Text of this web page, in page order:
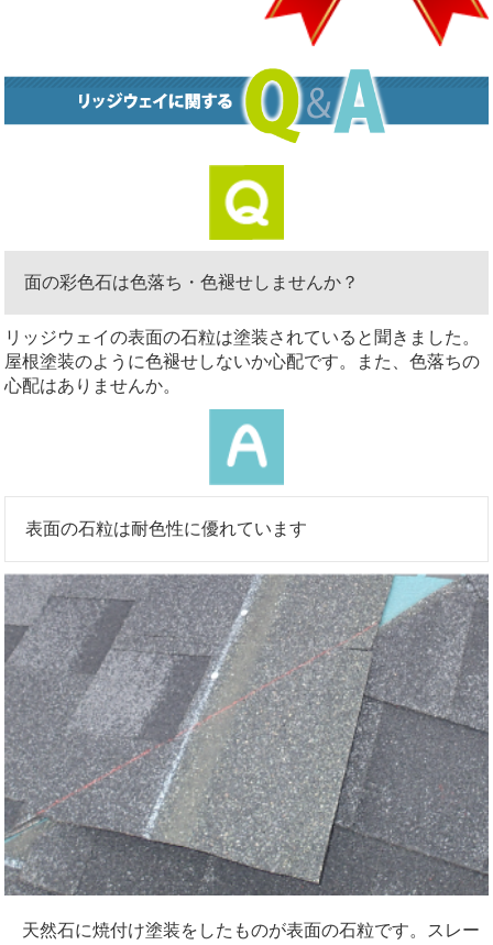
面の彩色石は色落ち・色褪せしませんか？
リッジウェイの表面の石粒は塗装されていると聞きました。
屋根塗装のように色褪せしないか心配です。また、色落ちの
心配はありませんか。
表面の石粒は耐色性に優れています
天然石に焼付け塗装をしたものが表面の石粒です。スレー